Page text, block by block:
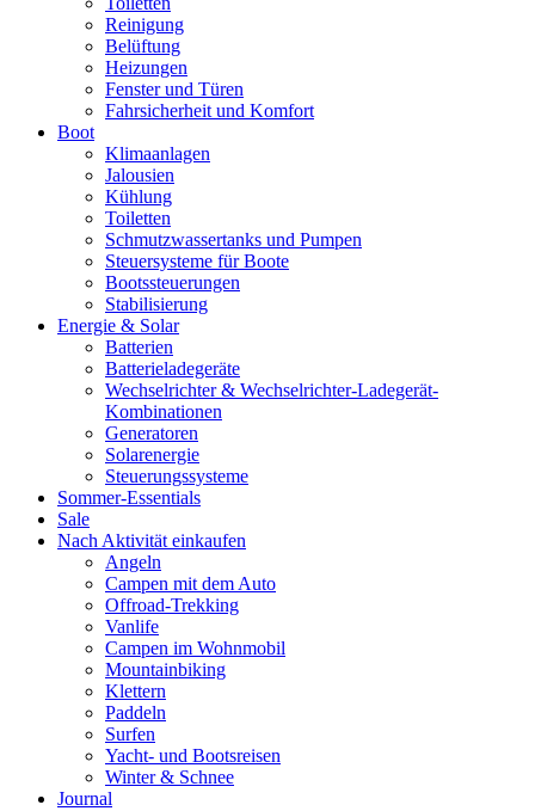
Reinigung
Belüftung
Heizungen
Fenster und Türen
Fahrsicherheit und Komfort
Boot
Klimaanlagen
Jalousien
Kühlung
Toiletten
Schmutzwassertanks und Pumpen
Steuersysteme für Boote
Bootssteuerungen
Stabilisierung
Energie & Solar
Batterien
Batterieladegeräte
Wechselrichter & Wechselrichter-Ladegerät-
Kombinationen
Generatoren
Solarenergie
Steuerungssysteme
Sommer-Essentials
Sale
Nach Aktivität einkaufen
Angeln
Campen mit dem Auto
Offroad-Trekking
Vanlife
Campen im Wohnmobil
Mountainbiking
Klettern
Paddeln
Surfen
Yacht- und Bootsreisen
Winter & Schnee
Journal